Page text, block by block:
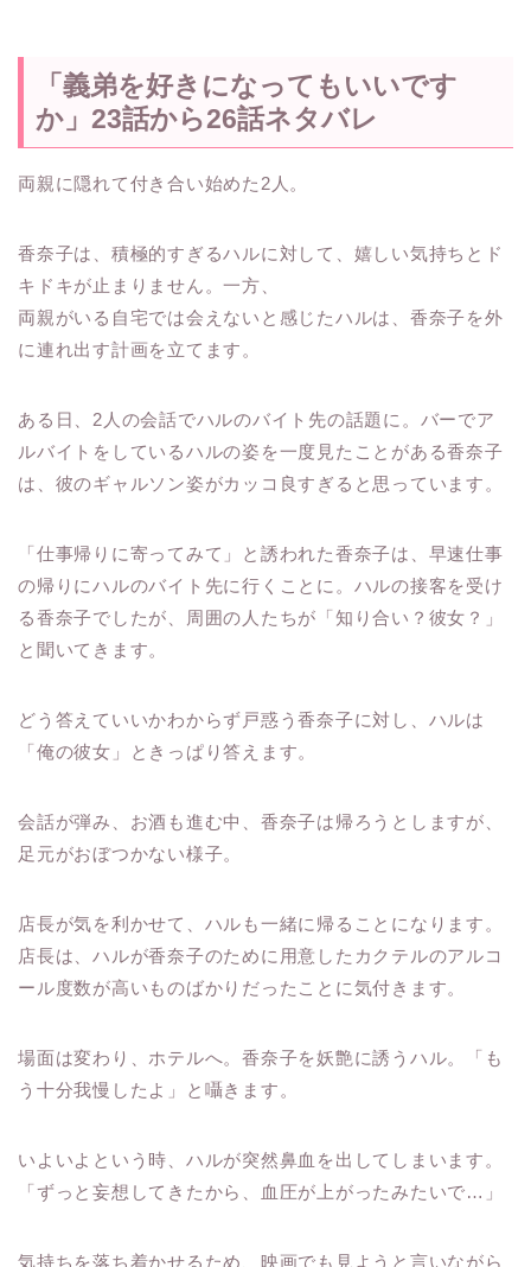
「義弟を好きになってもいいです
か」23話から26話ネタバレ
両親に隠れて付き合い始めた2人。
香奈子は、積極的すぎるハルに対して、嬉しい気持ちとド
キドキが止まりません。一方、
両親がいる自宅では会えないと感じたハルは、香奈子を外
に連れ出す計画を立てます。
ある日、2人の会話でハルのバイト先の話題に。バーでア
ルバイトをしているハルの姿を一度見たことがある香奈子
は、彼のギャルソン姿がカッコ良すぎると思っています。
「仕事帰りに寄ってみて」と誘われた香奈子は、早速仕事
の帰りにハルのバイト先に行くことに。ハルの接客を受け
る香奈子でしたが、周囲の人たちが「知り合い？彼女？」
と聞いてきます。
どう答えていいかわからず戸惑う香奈子に対し、ハルは
「俺の彼女」ときっぱり答えます。
会話が弾み、お酒も進む中、香奈子は帰ろうとしますが、
足元がおぼつかない様子。
店長が気を利かせて、ハルも一緒に帰ることになります。
店長は、ハルが香奈子のために用意したカクテルのアルコ
ール度数が高いものばかりだったことに気付きます。
場面は変わり、ホテルへ。香奈子を妖艶に誘うハル。「も
う十分我慢したよ」と囁きます。
いよいよという時、ハルが突然鼻血を出してしまいます。
「ずっと妄想してきたから、血圧が上がったみたいで…」
気持ちを落ち着かせるため、映画でも見ようと言いながら